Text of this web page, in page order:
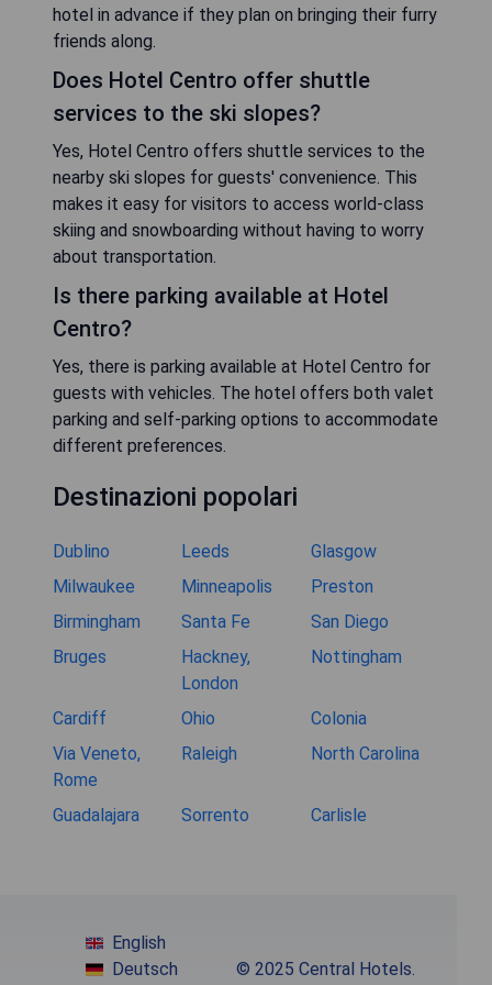
hotel in advance if they plan on bringing their furry
friends along.
Does Hotel Centro offer shuttle
services to the ski slopes?
Yes, Hotel Centro offers shuttle services to the
nearby ski slopes for guests' convenience. This
makes it easy for visitors to access world-class
skiing and snowboarding without having to worry
about transportation.
Is there parking available at Hotel
Centro?
Yes, there is parking available at Hotel Centro for
guests with vehicles. The hotel offers both valet
parking and self-parking options to accommodate
different preferences.
Destinazioni popolari
Dublino Leeds
Glasgow
Milwaukee
Minneapolis
Preston
Birmingham
Santa Fe
San Diego
Bruges
Hackney,
London
Nottingham
Cardiff Ohio
Colonia
Via Veneto,
Rome
Raleigh North Carolina
Guadalajara Sorrento Carlisle
English
Deutsch
© 2025 Central Hotels.